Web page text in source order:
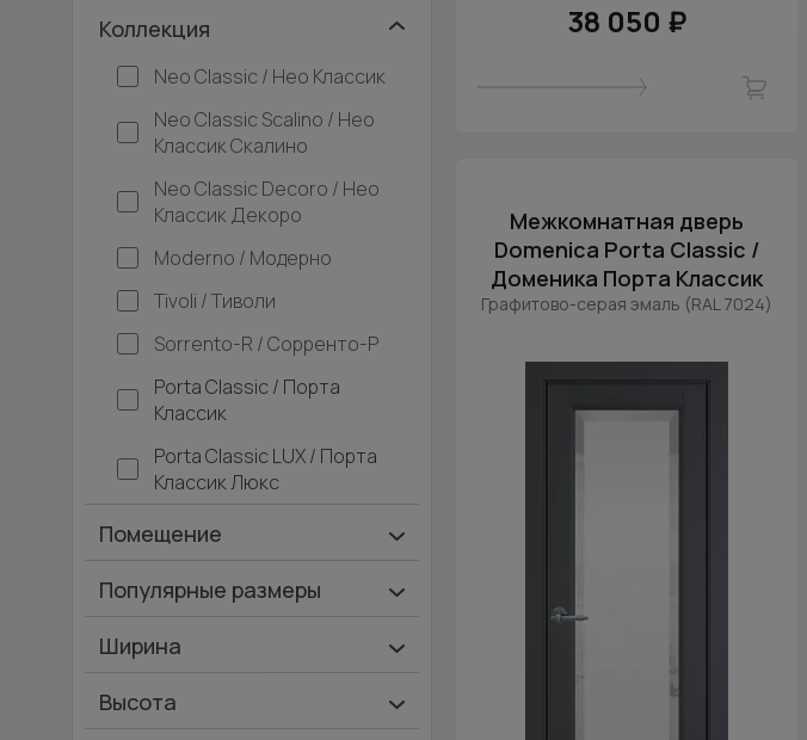
Коллекция
Neo Classic / Нео Классик
Neo Classic Scalino / Нео
Классик Скалино
Neo Classic Decoro / Нео
Классик Декоро
Moderno / Модерно
Tivoli / Тиволи
Sorrento-R / Сорренто-Р
Porta Classic / Порта
Классик
Porta Classic LUX / Порта
Классик Люкс
Помещение
Ванная и туалет
Дача
Популярные размеры
600х2000
Ширина
Ширина 40 см
Высота
38 050 ₽
Межкомнатная дверь
Domenica Porta Classic /
Доменика Порта Классик
Графитово-серая эмаль (RAL 7024)